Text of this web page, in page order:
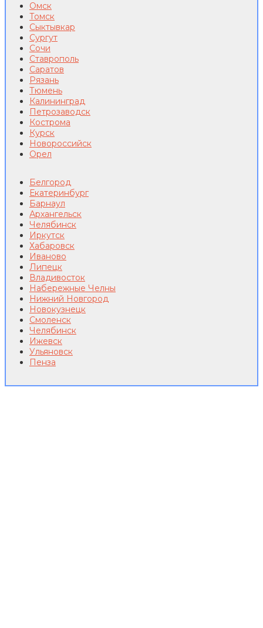
Омск
Томск
Сыктывкар
Сургут
Сочи
Ставрополь
Саратов
Рязань
Тюмень
Калининград
Петрозаводск
Кострома
Курск
Новороссийск
Орел
Белгород
Екатеринбург
Барнаул
Архангельск
Челябинск
Иркутск
Хабаровск
Иваново
Липецк
Владивосток
Набережные Челны
Нижний Новгород
Новокузнецк
Смоленск
Челябинск
Ижевск
Ульяновск
Пенза